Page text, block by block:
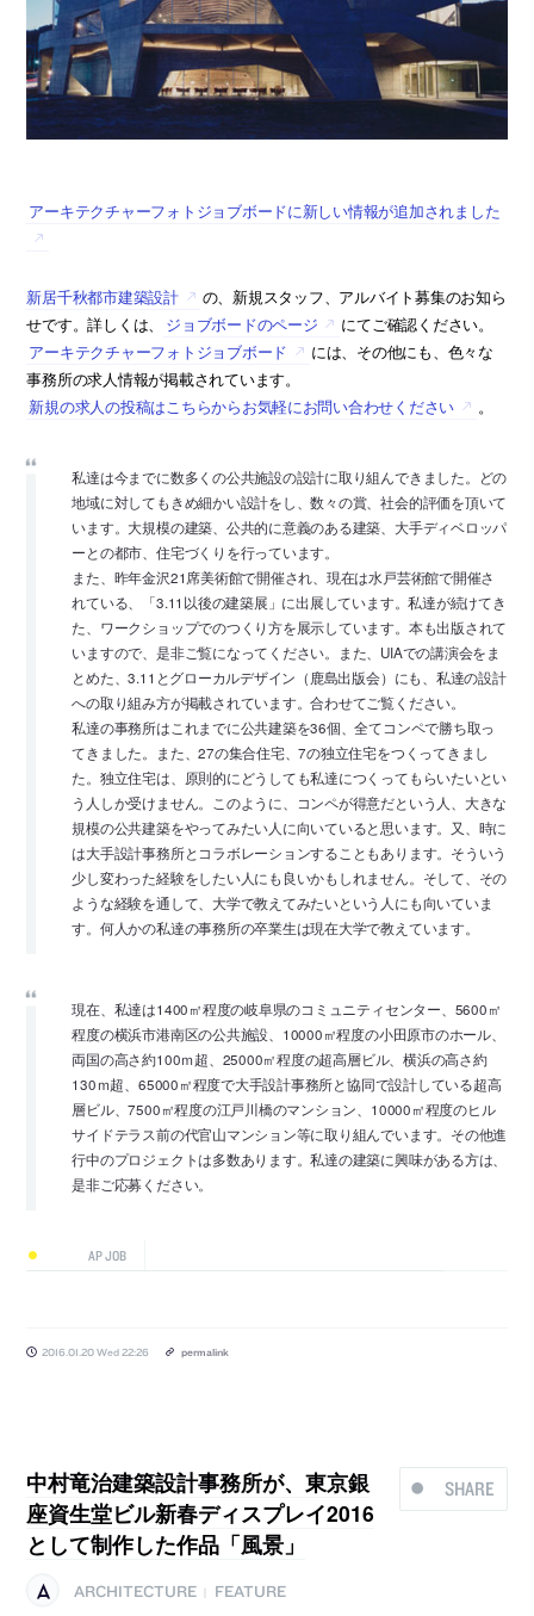
アーキテクチャーフォトジョブボードに新しい情報が追加されました
新居千秋都市建築設計
の、新規スタッフ、アルバイト募集のお知ら
せです。詳しくは、
ジョブボードのページ
にてご確認ください。
アーキテクチャーフォトジョブボード
には、その他にも、色々な
事務所の求人情報が掲載されています。
新規の求人の投稿はこちらからお気軽にお問い合わせください
。
私達は今までに数多くの公共施設の設計に取り組んできました。どの
地域に対してもきめ細かい設計をし、数々の賞、社会的評価を頂いて
います。大規模の建築、公共的に意義のある建築、大手ディベロッパ
ーとの都市、住宅づくりを行っています。
また、昨年金沢21席美術館で開催され、現在は水戸芸術館で開催さ
れている、「3.11以後の建築展」に出展しています。私達が続けてき
た、ワークショップでのつくり方を展示しています。本も出版されて
いますので、是非ご覧になってください。また、UIAでの講演会をま
とめた、3.11とグローカルデザイン（鹿島出版会）にも、私達の設計
への取り組み方が掲載されています。合わせてご覧ください。
私達の事務所はこれまでに公共建築を36個、全てコンペで勝ち取っ
てきました。また、27の集合住宅、7の独立住宅をつくってきまし
た。独立住宅は、原則的にどうしても私達につくってもらいたいとい
う人しか受けません。このように、コンペが得意だという人、大きな
規模の公共建築をやってみたい人に向いていると思います。又、時に
は大手設計事務所とコラボレーションすることもあります。そういう
少し変わった経験をしたい人にも良いかもしれません。そして、その
ような経験を通して、大学で教えてみたいという人にも向いていま
す。何人かの私達の事務所の卒業生は現在大学で教えています。
現在、私達は1400㎡程度の岐阜県のコミュニティセンター、5600㎡
程度の横浜市港南区の公共施設、10000㎡程度の小田原市のホール、
両国の高さ約100ｍ超、25000㎡程度の超高層ビル、横浜の高さ約
130ｍ超、65000㎡程度で大手設計事務所と協同で設計している超高
層ビル、7500㎡程度の江戸川橋のマンション、10000㎡程度のヒル
サイドテラス前の代官山マンション等に取り組んでいます。その他進
行中のプロジェクトは多数あります。私達の建築に興味がある方は、
是非ご応募ください。
AP JOB
2016.01.20 Wed 22:26 permalink
SHARE
中村竜治建築設計事務所が、東京銀
座資生堂ビル新春ディスプレイ2016
として制作した作品「風景」
ARCHITECTURE
FEATURE